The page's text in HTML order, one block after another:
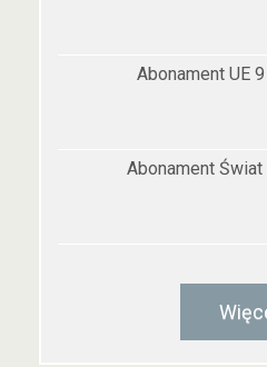
Abonament UE
Abonament